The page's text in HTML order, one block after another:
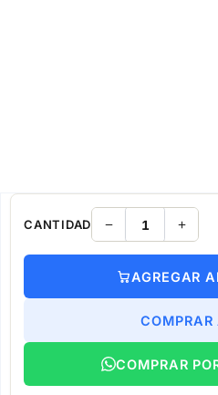
CANTIDAD
AGREGAR
COMPRAR
COMPRAR